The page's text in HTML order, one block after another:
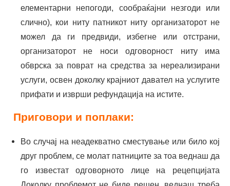
елементарни непогоди, сообраќајни незгоди или
слично), кои ниту патникот ниту организаторот не
можел да ги предвиди, избегне или отстрани,
организаторот не носи одговорност ниту има
обврска за поврат на средства за нереализирани
услуги, освен доколку крајниот давател на услугите
прифати и изврши рефундација на истите.
Приговори и поплаки:
Во случај на неадекватно сместување или било кој
друг проблем, се молат патниците за тоа веднаш да
го известат одговорното лице на рецепцијата